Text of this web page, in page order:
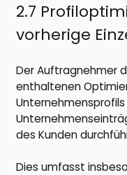
2.7
vorherige
Der Auftragnehmer
enthaltenen
des Kunden
Dies umfasst